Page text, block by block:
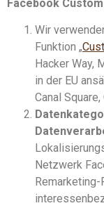
Facebook
Wir
Funktion „
Hacker Way,
in der EU
Canal
Netzwerk